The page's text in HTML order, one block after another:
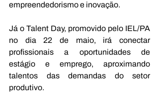
empreendedorismo e inovação.
Já o Talent Day, promovido pelo IEL/PA
no dia 22 de maio, irá conectar
profissionais a oportunidades de
estágio e emprego, aproximando
talentos das demandas do setor
produtivo.